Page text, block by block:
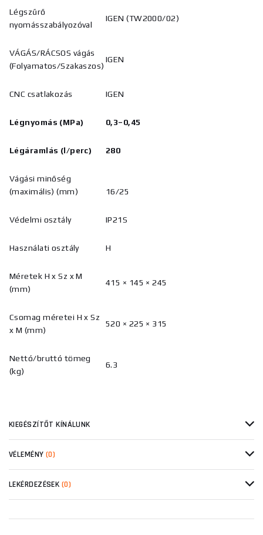
Légszűrő
nyomásszabályozóval
IGEN (TW2000/02)
VÁGÁS/RÁCSOS vágás
(Folyamatos/Szakaszos)
IGEN
CNC csatlakozás IGEN
Légnyomás (MPa) 0,3–0,45
Légáramlás (l/perc) 280
Vágási minőség
(maximális) (mm)
16/25
Védelmi osztály IP21S
Használati osztály H
Méretek H x Sz x M
(mm)
415 × 145 × 245
Csomag méretei H x Sz
x M (mm)
520 × 225 × 315
Nettó/bruttó tömeg
(kg)
6.3
KIEGÉSZÍTŐT KÍNÁLUNK
VÉLEMÉNY (0)
LEKÉRDEZÉSEK (0)